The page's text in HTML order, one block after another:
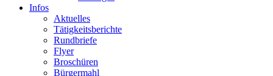
Infos
Aktuelles
Tätigkeitsberichte
Rundbriefe
Flyer
Broschüren
Bürgermahl